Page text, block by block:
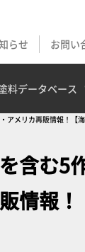
らせ
お問い
料データベース
メリカ再販情報！【海
含む5
情報！